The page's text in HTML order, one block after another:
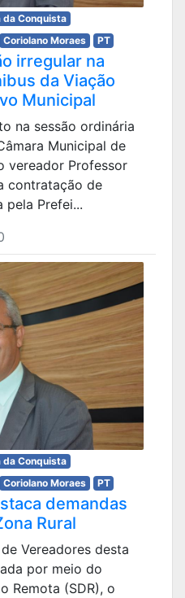
da Conquista
Coriolano Moraes PT
irregular na
da Viação
Municipal
na sessão ordinária
Municipal de
vereador Professor
contratação de
pela Prefei...
da Conquista
Coriolano Moraes PT
demandas
Rural
Vereadores desta
por meio do
Remota (SDR), o